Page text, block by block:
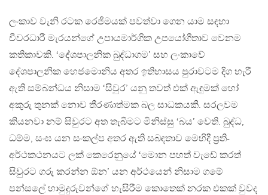
ලංකාව වැනි රටක රෙජීමයක් පවත්වා ගෙන යාම සඳහා
චීවරධාරී මැරයන්ගේ උපායමාර්ගික උපයෝගීතාව වෙනම
කතිකාවකි. ‘දේශපාලනික බුද්ධාගම’ සහ ලංකාවේ
දේශපාලනික හෙජමොනිය අතර ඉතිහාසය පුරාවටම දිග හැරී
ඇති සම්බන්ධය නිසාම ‘සිවුර’ යනු තවත් එක් ඇඳුමක් හෝ
අකුරු තුනක් නොව තීරණාත්මක බල සාධකයකි. සරලවම
කියනවා නම් සිවුරට අත තැබීමට මිනිස්සු ‘බය’ වෙති. බුද්ධ,
ධම්ම, සංඝ යන සංකල්ප අතර ඇති සබඳතාව මෙහිදී ප්‍රති-
අර්ථකථනයට ලක් කෙරෙනුයේ ‘මොන පහත් වැඩේ කරත්
සිවුරට ගරු කරන්න ඕන’ යන අර්ථයෙන් නිසාම ගමේ
පන්සලේ හාමුදුරුවන්ගේ හැසිරීම කොතෙක් නරක එකක් වුවද